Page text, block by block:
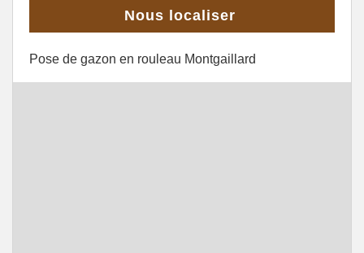
Nous localiser
Pose de gazon en rouleau Montgaillard